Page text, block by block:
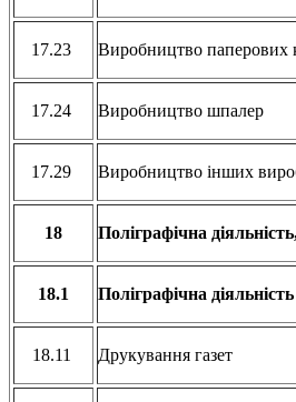
17.23 Виробництво паперових
17.24 Виробництво шпалер
17.29 Виробництво інших
18 Поліграфічна
18.1 Поліграфічна
18.11 Друкування газет